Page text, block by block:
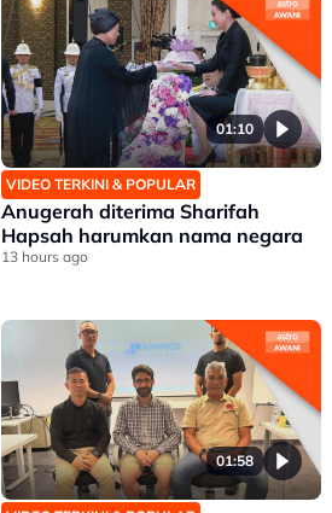
01:10
VIDEO TERKINI & POPULAR
Anugerah diterima Sharifah
Hapsah harumkan nama negara
13 hours ago
01:58